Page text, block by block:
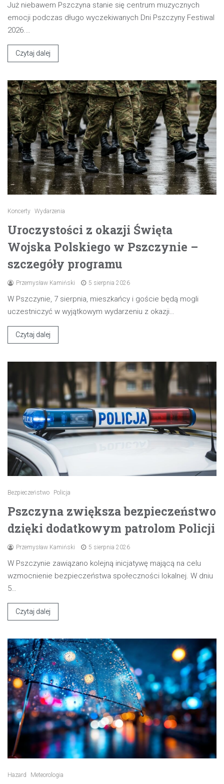
Już niebawem Pszczyna stanie się centrum muzycznych
emocji podczas długo wyczekiwanych Dni Pszczyny Festiwal
2026.…
Czytaj dalej
Koncerty Wydarzenia
Uroczystości z okazji Święta
Wojska Polskiego w Pszczynie –
szczegóły programu
Przemysław Kamiński 5 sierpnia 2026
W Pszczynie, 7 sierpnia, mieszkańcy i goście będą mogli
uczestniczyć w wyjątkowym wydarzeniu z okazji…
Czytaj dalej
Bezpieczeństwo Policja
Pszczyna zwiększa bezpieczeństwo
dzięki dodatkowym patrolom Policji
Przemysław Kamiński 5 sierpnia 2026
W Pszczynie zawiązano kolejną inicjatywę mającą na celu
wzmocnienie bezpieczeństwa społeczności lokalnej. W dniu
5…
Czytaj dalej
Hazard Meteorologia